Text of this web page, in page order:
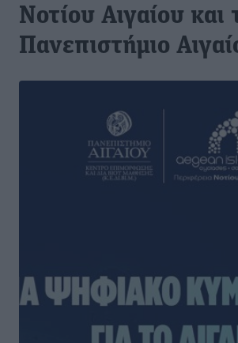
Νοτίου Αιγαίου και
Πανεπιστήμιο